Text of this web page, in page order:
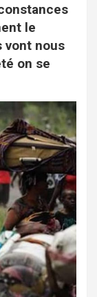
le
vont nous
on se